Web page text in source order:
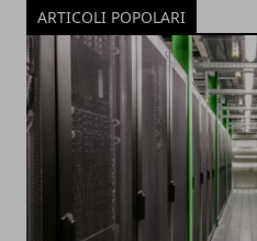
ARTICOLI POPOLARI